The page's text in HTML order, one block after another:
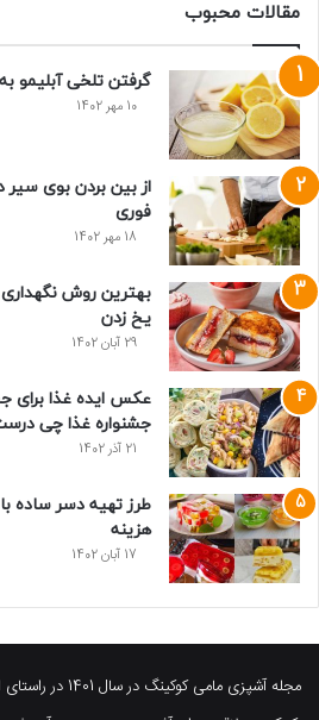
مقالات محبوب
گرفتن تلخی آبلیمو به 5 روش ساده و فوری
10 مهر 1402
فوری
18 مهر 1402
بهترین روش نگهداری
یخ زدن
29 آبان 1402
عکس ایده غذا برای
جشنواره غذا چی
21 آذر 1402
هزینه
17 آبان 1402
مجله آشپزی مامی